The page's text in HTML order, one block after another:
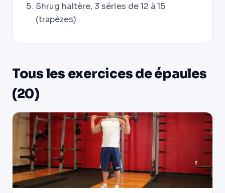
Shrug haltère, 3 séries de 12 à 15
(trapèzes)
Tous les exercices de épaules
(20)